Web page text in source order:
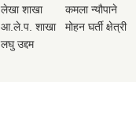
लेखा शाखा कमला न्यौपाने
आ.ले.प. शाखा मोहन घर्ती क्षेत्री
लघु उद्दम